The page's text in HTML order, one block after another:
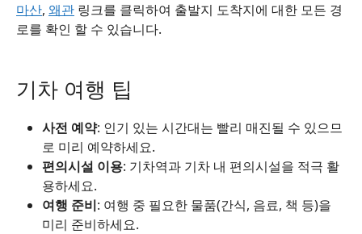
마산, 왜관 링크를 클릭하여 출발지 도착지에 대한 모든 경
로를 확인 할 수 있습니다.
기차 여행 팁
사전 예약: 인기 있는 시간대는 빨리 매진될 수 있으므
로 미리 예약하세요.
편의시설 이용: 기차역과 기차 내 편의시설을 적극 활
용하세요.
여행 준비: 여행 중 필요한 물품(간식, 음료, 책 등)을
미리 준비하세요.